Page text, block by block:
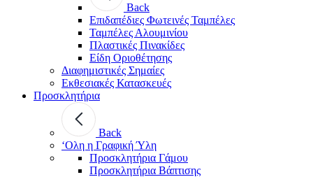
Back
Επιδαπέδιες Φωτεινές Ταμπέλες
Ταμπέλες Αλουμινίου
Πλαστικές Πινακίδες
Είδη Οριοθέτησης
Διαφημιστικές Σημαίες
Εκθεσιακές Κατασκευές
Προσκλητήρια
Back
‘Ολη η Γραφική Ύλη
Προσκλητήρια Γάμου
Προσκλητήρια Βάπτισης